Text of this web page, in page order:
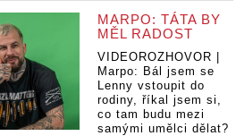
MARPO: TÁTA BY
MĚL RADOST
VIDEOROZHOVOR |
Marpo: Bál jsem se
Lenny vstoupit do
rodiny, říkal jsem si,
co tam budu mezi
samými umělci dělat?